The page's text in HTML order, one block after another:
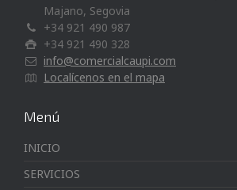
Majano, Segovia
+34 921 490 987
+34 921 490 328
info@comercialcaupi.com
Localícenos en el mapa
Menú
INICIO
SERVICIOS